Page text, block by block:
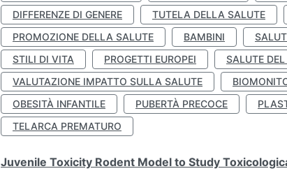
DIFFERENZE DI GENERE
TUTELA DELLA SALUTE
PROMOZIONE DELLA SALUTE
BAMBINI
STILI DI VITA
PROGETTI EUROPEI SALUTE
VALUTAZIONE IMPATTO SULLA SALUTE
OBESITÀ INFANTILE
PUBERTÀ PRECOCE
TELARCA PREMATURO
Juvenile Toxicity Rodent Model to Study